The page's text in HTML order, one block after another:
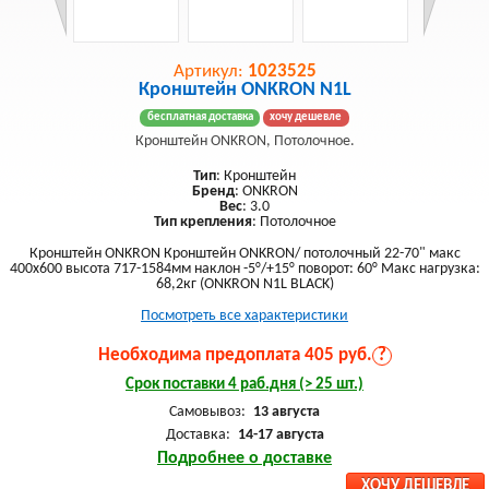
Артикул: 1023525
Кронштейн ONKRON N1L
бесплатная доставка хочу дешевле
Кронштейн ONKRON, Потолочное.
Тип: Кронштейн
Бренд: ONKRON
Вес: 3.0
Тип крепления: Потолочное
Кронштейн ONKRON Кронштейн ONKRON/ потолочный 22-70" макс
400х600 высота 717-1584мм наклон -5°/+15° поворот: 60° Макс нагрузка:
68,2кг (ONKRON N1L BLACK)
Посмотреть все характеристики
Необходима предоплата 405 руб. ?
Срок поставки 4 раб.дня (> 25 шт.)
Самовывоз: 13 августа
Доставка: 14-17 августа
Подробнее о доставке